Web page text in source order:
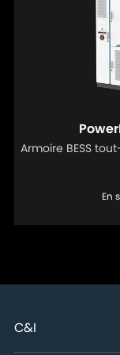
Armoire BESS
En
C&I